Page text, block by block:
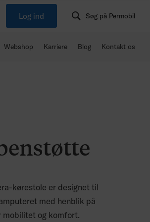
Log ind Søg på Permobil
Webshop Karriere Blog Kontakt os
kørestole er designet til
med henblik på
mobilitet og komfort.